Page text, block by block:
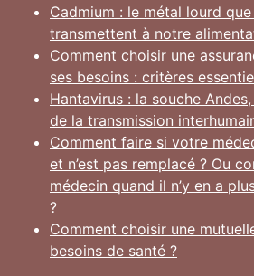
Cadmium : le métal lourd
transmettent à notre
Comment choisir une
ses besoins : critères
Hantavirus : la souche
de la transmission
Comment faire si votre
et n’est pas remplacé ? Ou
médecin quand il n’y en a
?
Comment choisir une
besoins de santé ?